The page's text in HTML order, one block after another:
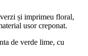
și imprimeu floral,
usor creponat.
de verde lime, cu